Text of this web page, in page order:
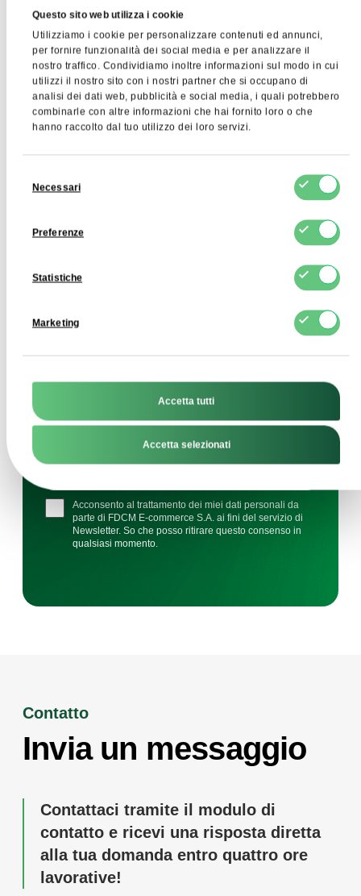
Questo sito web utilizza i cookie
Utilizziamo i cookie per personalizzare contenuti ed annunci,
per fornire funzionalità dei social media e per analizzare il
nostro traffico. Condividiamo inoltre informazioni sul modo in cui
utilizzi il nostro sito con i nostri partner che si occupano di
analisi dei dati web, pubblicità e social media, i quali potrebbero
combinarle con altre informazioni che hai fornito loro o che
hanno raccolto dal tuo utilizzo dei loro servizi.
delNecessari
Preferenze
Statistiche
Marketing
Accetta tutti
Accetta selezionati
FDCM supplies WPH 80 in 25 kg bags.
Ricerche correlate
Acconsento al trattamento dei miei dati personali da
parte di FDCM E-commerce S.A. ai fini del servizio di
Newsletter. So che posso ritirare questo consenso in
qualsiasi momento.
ISCRIVERSI
Contatto
Invia un messaggio
Contattaci tramite il modulo di
contatto e ricevi una risposta diretta
alla tua domanda entro quattro ore
lavorative!